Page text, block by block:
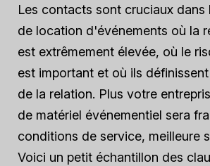
Les contacts sont cruciaux dans
de location d'événements où la
est extrêmement élevée, où le
est important et où ils
de la relation. Plus votre
de matériel événementiel sera
conditions de service, meilleure
Voici un petit échantillon des